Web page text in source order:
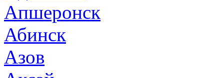
Апшеронск
Абинск
Азов